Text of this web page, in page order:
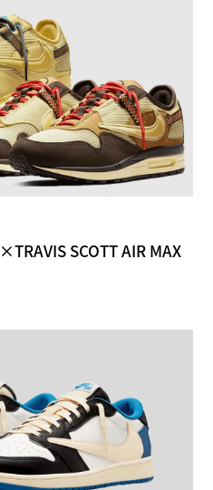
SCOTT AIR MAX